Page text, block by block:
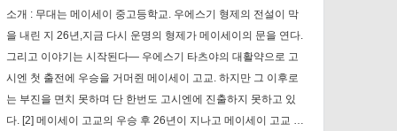
소개 : 무대는 메이세이 중고등학교. 우에스기 형제의 전설이 막
을 내린 지 26년,지금 다시 운명의 형제가 메이세이의 문을 연다.
그리고 이야기는 시작된다― 우에스기 타츠야의 대활약으로 고
시엔 첫 출전에 우승을 거머쥔 메이세이 고교. 하지만 그 이후로
는 부진을 면치 못하며 단 한번도 고시엔에 진출하지 못하고 있
다. [2] 메이세이 고교의 우승 후 26년이 지나고 메이세이 고교 산